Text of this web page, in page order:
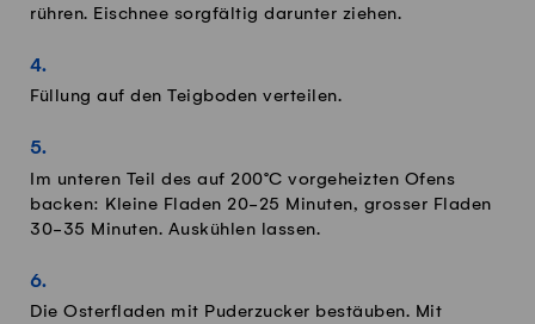
rühren. Eischnee sorgfältig darunter ziehen.
Füllung auf den Teigboden verteilen.
Im unteren Teil des auf 200°C vorgeheizten Ofens
backen: Kleine Fladen 20-25 Minuten, grosser Fladen
30-35 Minuten. Auskühlen lassen.
Die Osterfladen mit Puderzucker bestäuben. Mit